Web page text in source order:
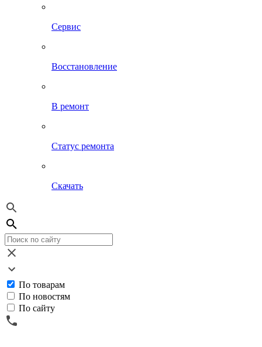
Сервис
Восстановление
В ремонт
Статус ремонта
Скачать
По товарам
По новостям
По сайту